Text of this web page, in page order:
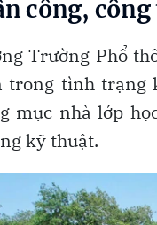
công,
Trường Phổ
trong tình trạng
mục nhà lớp
kỹ thuật.